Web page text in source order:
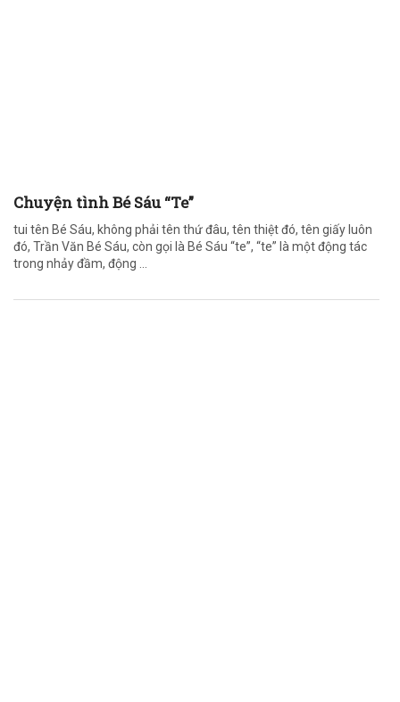
Chuyện tình Bé Sáu “Te”
tui tên Bé Sáu, không phải tên thứ đâu, tên thiệt đó, tên giấy luôn
đó, Trần Văn Bé Sáu, còn gọi là Bé Sáu “te”, “te” là một động tác
trong nhảy đầm, động ...